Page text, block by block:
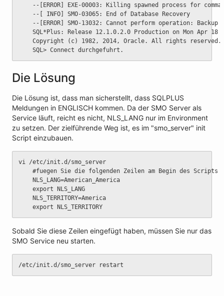
--[ERROR] EXE-00003: Killing spawned process for
	--[ INFO] SMO-03065: End of Database Recovery
--[ERROR] SMO-13032: Cannot perform operation:
SQL*Plus: Release 12.1.0.2.0 Production on Mon Apr 18
	Copyright (c) 1982, 2014, Oracle. All rights reserved.
	SQL> Connect durchgefuhrt.
Die Lösung
Die Lösung ist, dass man sicherstellt, dass SQLPLUS
Meldungen in ENGLISCH kommen. Da der SMO Server als
Service läuft, reicht es nicht, NLS_LANG nur im Environment
zu setzen. Der zielführende Weg ist, es im "smo_server" init
Script einzubauen.
vi /etc/init.d/smo_server
#fuegen Sie die folgenden Zeilen am Begin des
	NLS_LANG=American_America
	export NLS_LANG
	NLS_TERRITORY=America
	export NLS_TERRITORY
Sobald Sie diese Zeilen eingefügt haben, müssen Sie nur das
SMO Service neu starten.
/etc/init.d/smo_server restart